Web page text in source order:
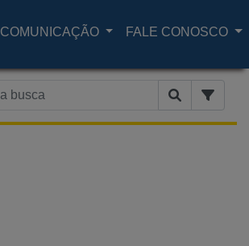
COMUNICAÇÃO FALE CONOSCO